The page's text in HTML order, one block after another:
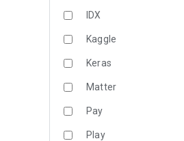
IDX
Kaggle
Keras
Matter
Pay
Play